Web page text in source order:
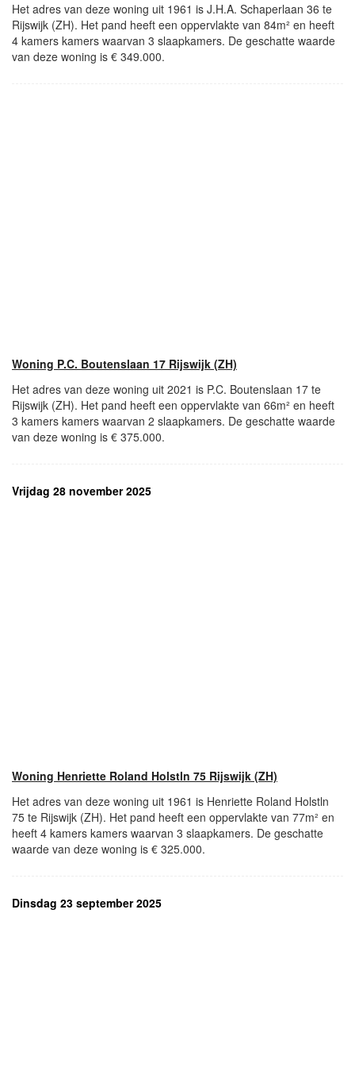
Het adres van deze woning uit 1961 is J.H.A. Schaperlaan 36 te
Rijswijk (ZH). Het pand heeft een oppervlakte van 84m² en heeft
4 kamers kamers waarvan 3 slaapkamers. De geschatte waarde
van deze woning is € 349.000.
Woning P.C. Boutenslaan 17 Rijswijk (ZH)
Het adres van deze woning uit 2021 is P.C. Boutenslaan 17 te
Rijswijk (ZH). Het pand heeft een oppervlakte van 66m² en heeft
3 kamers kamers waarvan 2 slaapkamers. De geschatte waarde
van deze woning is € 375.000.
Vrijdag 28 november 2025
Woning Henriette Roland Holstln 75 Rijswijk (ZH)
Het adres van deze woning uit 1961 is Henriette Roland Holstln
75 te Rijswijk (ZH). Het pand heeft een oppervlakte van 77m² en
heeft 4 kamers kamers waarvan 3 slaapkamers. De geschatte
waarde van deze woning is € 325.000.
Dinsdag 23 september 2025